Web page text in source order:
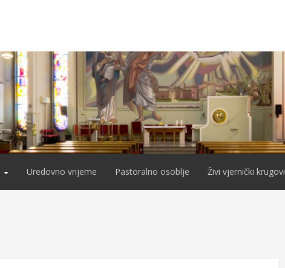
Uredovno vrijeme Pastoralno osoblje Živi vjernički krugovi